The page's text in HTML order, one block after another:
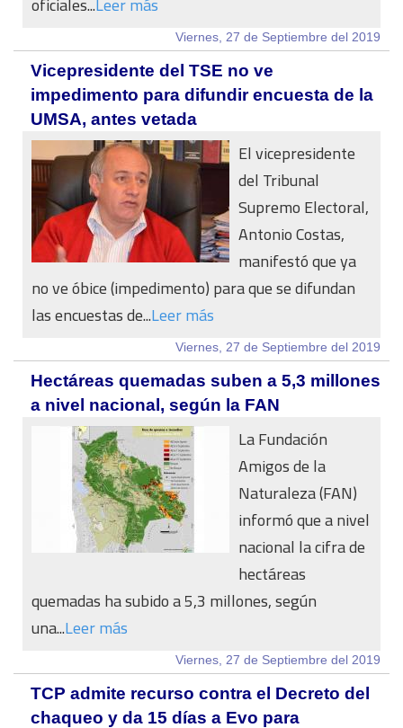
Viernes, 27 de Septiembre del 2019
Vicepresidente del TSE no ve
impedimento para difundir encuesta de la
UMSA, antes vetada
El vicepresidente
del Tribunal
Supremo Electoral,
Antonio Costas,
manifestó que ya
no ve óbice (impedimento) para que se difundan
las encuestas de...Leer más
Viernes, 27 de Septiembre del 2019
Hectáreas quemadas suben a 5,3 millones
a nivel nacional, según la FAN
La Fundación
Amigos de la
Naturaleza (FAN)
informó que a nivel
nacional la cifra de
hectáreas
quemadas ha subido a 5,3 millones, según
una...Leer más
Viernes, 27 de Septiembre del 2019
TCP admite recurso contra el Decreto del
chaqueo y da 15 días a Evo para